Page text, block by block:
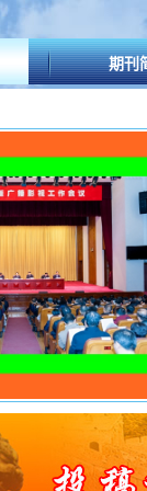
期刊